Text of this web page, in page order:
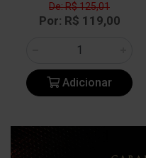
De: R$ 125,01
Por: R$ 119,00
Adicionar